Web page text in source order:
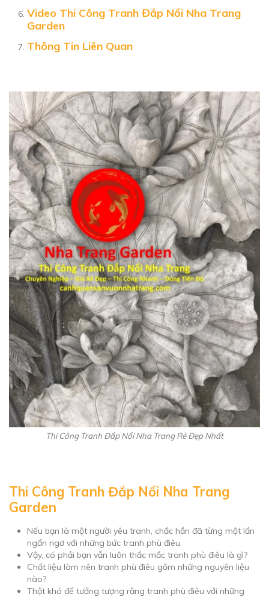
Video Thi Công Tranh Đắp Nổi Nha Trang
Garden
Thông Tin Liên Quan
Thi Công Tranh Đắp Nổi Nha Trang Rẻ Đẹp Nhất
Thi Công Tranh Đắp Nổi Nha Trang
Garden
Nếu bạn là một người yêu tranh, chắc hẳn đã từng một lần
ngẩn ngơ với những bức tranh phù điêu.
Vậy, có phải bạn vẫn luôn thắc mắc tranh phù điêu là gì?
Chất liệu làm nên tranh phù điêu gồm những nguyên liệu
nào?
Thật khó để tưởng tượng rằng tranh phù điêu với những